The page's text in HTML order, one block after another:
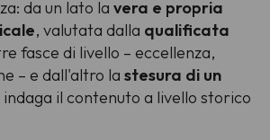
da un lato la vera e propria
, valutata dalla qualificata
fasce di livello – eccellenza,
– e dall'altro la stesura di un
indaga il contenuto a livello storico